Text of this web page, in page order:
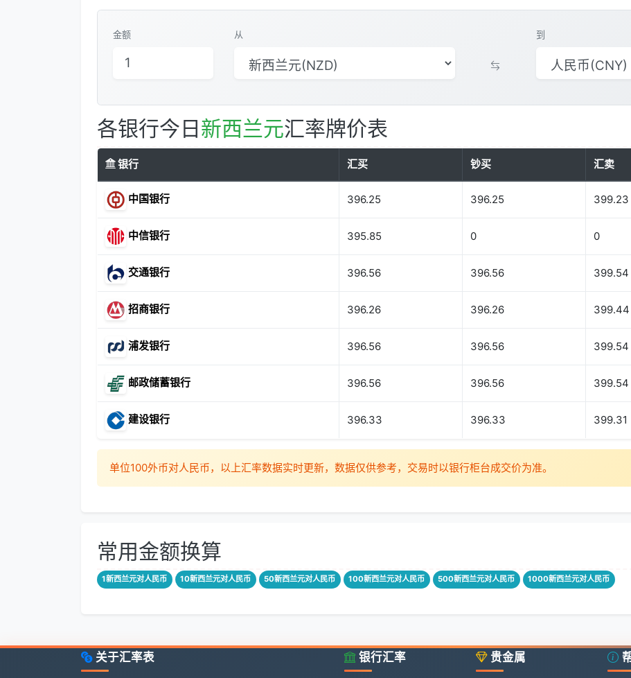
金额 从 到
各银行今日新西兰元汇率牌价表
银行 汇买 钞买 汇卖
中国银行 396.25 396.25 399.23
中信银行 395.85 0 0
交通银行 396.56 396.56 399.54
招商银行 396.26 396.26 399.44
浦发银行 396.56 396.56 399.54
邮政储蓄银行 396.56 396.56 399.54
建设银行 396.33 396.33 399.31
单位100外币对人民币，以上汇率数据实时更新，数据仅供参考，交易时以银行柜台成交价为准。
常用金额换算
1新西兰元对人民币 10新西兰元对人民币 50新西兰元对人民币 100新西兰元对人民币 500新西兰元对人民币 1000新西兰元对人民币
关于汇率表 银行汇率 贵金属